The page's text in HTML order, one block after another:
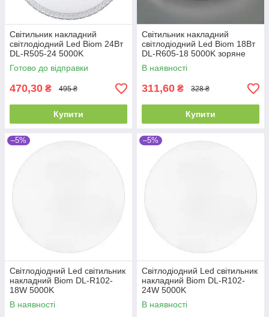
Світильник накладний
світлодіодний Led Biom 24Вт
DL-R505-24 5000K
Готово до відправки
470,30 ₴ 495 ₴
Купити
Світильник накладний
світлодіодний Led Biom 18Вт
DL-R605-18 5000K зоряне
небо
В наявності
311,60 ₴ 328 ₴
Купити
–5%
Світлодіодний Led світильник
накладний Biom DL-R102-
18W 5000K
В наявності
–5%
Світлодіодний Led світильник
накладний Biom DL-R102-
24W 5000K
В наявності